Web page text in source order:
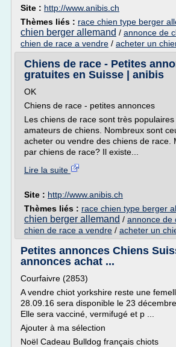
Site : http://www.anibis.ch
Thèmes liés : race chien type berger
chien berger allemand / annonce de
chien de race a vendre / acheter un
Chiens de race - Petites
gratuites en Suisse | anibis
OK
Chiens de race - petites annonces
Les chiens de race sont très
amateurs de chiens. Nombreux sont
acheter ou vendre des chiens de race.
par chiens de race? Il existe...
Lire la suite
Site : http://www.anibis.ch
Thèmes liés : race chien type berger
chien berger allemand / annonce de
chien de race a vendre / acheter un
Petites annonces Chiens
annonces achat ...
Courfaivre (2853)
A vendre chiot yorkshire reste une
28.09.16 sera disponible le 23
Elle sera vacciné, vermifugé et p ...
Ajouter à ma sélection
Noël Cadeau Bulldog français chiots